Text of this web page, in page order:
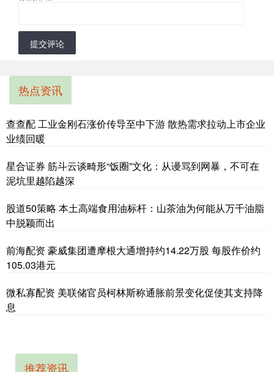
提交评论
热点资讯
查查配 工业金刚石涨价传导至中下游 散热需求拉动上市企业
业绩回暖
星合证券 筋斗云谈畸形“饭圈”文化：从谩骂到网暴，不可在
泥坑里越陷越深
股道50策略 本土高端食用油标杆：山茶油为何能从万千油脂
中脱颖而出
前海配资 豪威集团遭摩根大通增持约14.22万股 每股作价约
105.03港元
微私寡配资 美联储官员柯林斯称通胀前景变化促使其支持降
息
推荐资讯